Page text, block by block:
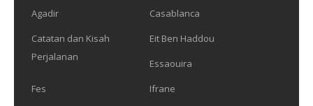
Agadir
Casablanca
Catatan dan Kisah
Perjalanan
Eit Ben Haddou
Essaouira
Fes
Ifrane